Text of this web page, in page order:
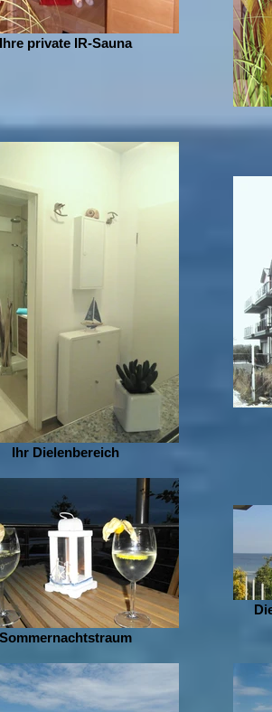
Ihre private IR-Sauna
Ihr Dielenbereich
Sommernachtstraum